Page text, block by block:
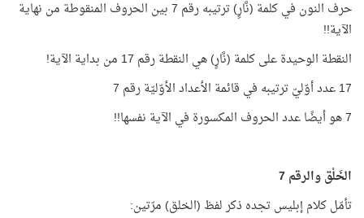
حرف النون في كلمة (نَّارٍ) ترتيبه رقم 7 بين الحروف المنقوطة من نهاية
الآية!!
النقطة الوحيدة على كلمة (نَّارٍ) هي النقطة رقم 17 من بداية الآية!
17 عدد أوّليّ ترتيبه في قائمة الأعداد الأوّليّة رقم 7
7 هو أيضًا عدد الحروف المكسورة في الآية نفسها!!
الخَلْق والرقم 7
تأمّل كلام إبليس تجده ذكر لفظ (الخلق) مرّتين: